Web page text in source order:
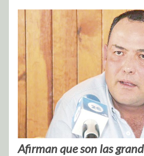
Afirman que son las